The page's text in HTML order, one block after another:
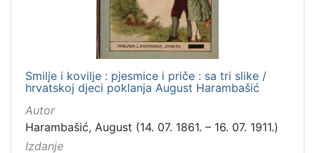
Smilje i kovilje : pjesmice i priče : sa tri slike /
hrvatskoj djeci poklanja August Harambašić
Autor
Harambašić, August (14. 07. 1861. – 16. 07. 1911.)
Izdanje